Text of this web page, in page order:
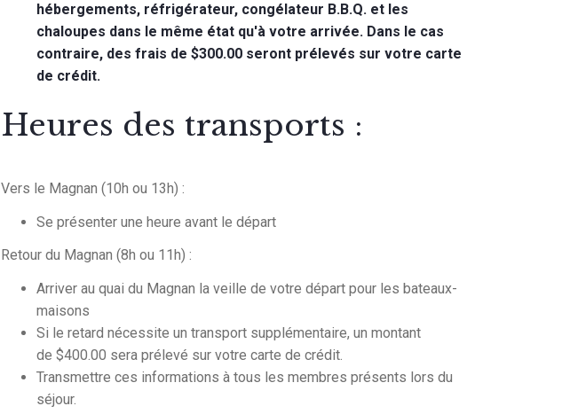
hébergements, réfrigérateur, congélateur B.B.Q. et les
chaloupes dans le même état qu'à votre arrivée. Dans le cas
contraire, des frais de $300.00 seront prélevés sur votre carte
de crédit.
Heures des transports :
Vers le Magnan (10h ou 13h) :
Se présenter une heure avant le départ
Retour du Magnan (8h ou 11h) :
Arriver au quai du Magnan la veille de votre départ pour les bateaux-
maisons
Si le retard nécessite un transport supplémentaire, un montant
de $400.00 sera prélevé sur votre carte de crédit.
Transmettre ces informations à tous les membres présents lors du
séjour.